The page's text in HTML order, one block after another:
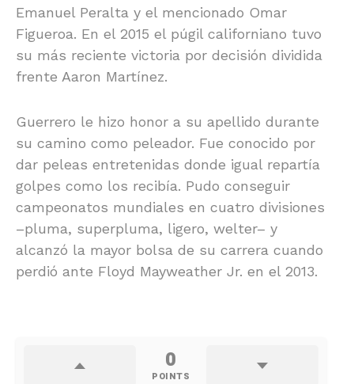
Emanuel Peralta y el mencionado Omar
Figueroa. En el 2015 el púgil californiano tuvo
su más reciente victoria por decisión dividida
frente Aaron Martínez.
Guerrero le hizo honor a su apellido durante
su camino como peleador. Fue conocido por
dar peleas entretenidas donde igual repartía
golpes como los recibía. Pudo conseguir
campeonatos mundiales en cuatro divisiones
–pluma, superpluma, ligero, welter– y
alcanzó la mayor bolsa de su carrera cuando
perdió ante Floyd Mayweather Jr. en el 2013.
0
POINTS